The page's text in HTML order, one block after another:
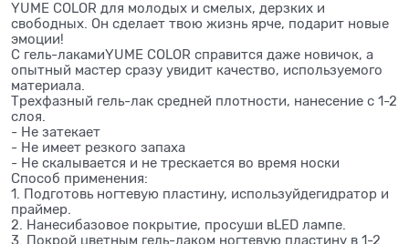
YUME COLOR для молодых и смелых, дерзких и
свободных. Он сделает твою жизнь ярче, подарит новые
эмоции!
С гель-лакамиYUME COLOR справится даже новичок, а
опытный мастер сразу увидит качество, используемого
материала.
Трехфазный гель-лак средней плотности, нанесение с 1-2
слоя.
- Не затекает
- Не имеет резкого запаха
- Не скалывается и не трескается во время носки
Способ применения:
1. Подготовь ногтевую пластину, используйдегидратор и
праймер.
2. Нанесибазовое покрытие, просуши вLED лампе.
3. Покрой цветным гель-лаком ногтевую пластину в 1-2